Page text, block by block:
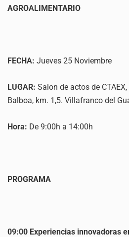
AGROALIMENTARIO
FECHA: Jueves 25 Noviembre
LUGAR: Salon de actos de
Balboa, km. 1,5. Villafranco del
Hora: De 9:00h a 14:00h
PROGRAMA
09:00 Experiencias innovadoras